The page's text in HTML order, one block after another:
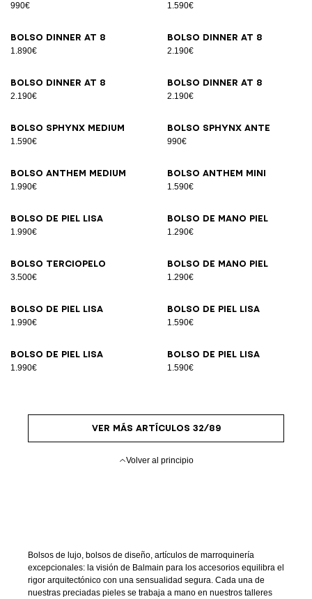
990€ 1.590€
Bolso DINNER AT 8
1.890€
Bolso DINNER AT 8
2.190€
Bolso DINNER AT 8
2.190€
Bolso DINNER AT 8
2.190€
Bolso SPHYNX Medium
1.590€
Bolso SPHYNX ante
990€
Bolso ANTHEM Medium
1.990€
Bolso ANTHEM Mini
1.590€
Bolso de piel lisa
1.990€
Bolso de mano piel
1.290€
Bolso terciopelo
3.500€
Bolso de mano piel
1.290€
Bolso de piel lisa
1.990€
Bolso de piel lisa
1.590€
Bolso de piel lisa
1.990€
Bolso de piel lisa
1.590€
VER MÁS ARTÍCULOS 32/89
Volver al principio
Bolsos de lujo, bolsos de diseño, artículos de marroquinería
excepcionales: la visión de Balmain para los accesorios equilibra el
rigor arquitectónico con una sensualidad segura. Cada una de
nuestras preciadas pieles se trabaja a mano en nuestros talleres